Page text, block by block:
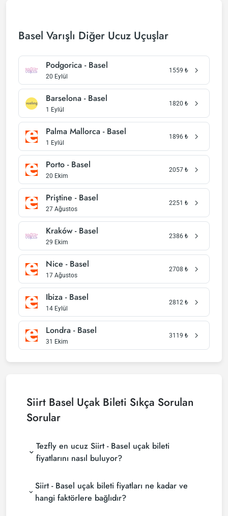
Basel Varışlı Diğer Ucuz Uçuşlar
Podgorica - Basel
20 Eylül
1559 ₺
Barselona - Basel
1 Eylül
1820 ₺
Palma Mallorca - Basel
1 Eylül
1896 ₺
Porto - Basel
20 Ekim
2057 ₺
Priştine - Basel
27 Ağustos
2251 ₺
Kraków - Basel
29 Ekim
2386 ₺
Nice - Basel
17 Ağustos
2708 ₺
Ibiza - Basel
14 Eylül
2812 ₺
Londra - Basel
31 Ekim
3119 ₺
Siirt Basel Uçak Bileti Sıkça Sorulan
Sorular
Tezfly en ucuz Siirt - Basel uçak bileti
fiyatlarını nasıl buluyor?
bulmak için tur operatörleri, büyük rezervasyon
siteleri (konsolidatörler) ve yüzlerce havayolu
sitesini aramaktadır. Tezfly sitesinde yapacağın tek
Siirt - Basel uçak bileti fiyatları ne kadar ve
hangi faktörlere bağlıdır?